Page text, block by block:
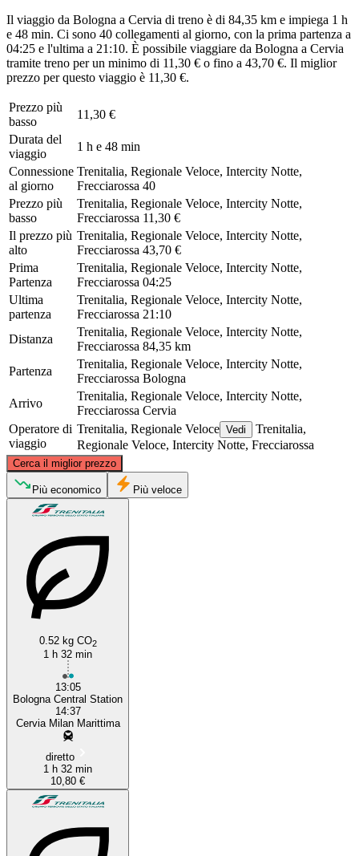
Il viaggio da Bologna a Cervia di treno è di 84,35 km e impiega 1 h
e 48 min. Ci sono 40 collegamenti al giorno, con la prima partenza a
04:25 e l'ultima a 21:10. È possibile viaggiare da Bologna a Cervia
tramite treno per un minimo di 11,30 € o fino a 43,70 €. Il miglior
prezzo per questo viaggio è 11,30 €.
Prezzo più
basso
11,30 €
Durata del
viaggio
1 h e 48 min
Connessione
al giorno
Trenitalia, Regionale Veloce, Intercity Notte,
Frecciarossa 40
Prezzo più
basso
Trenitalia, Regionale Veloce, Intercity Notte,
Frecciarossa 11,30 €
Il prezzo più
alto
Trenitalia, Regionale Veloce, Intercity Notte,
Frecciarossa 43,70 €
Prima
Partenza
Trenitalia, Regionale Veloce, Intercity Notte,
Frecciarossa 04:25
Ultima
partenza
Trenitalia, Regionale Veloce, Intercity Notte,
Frecciarossa 21:10
Distanza
Trenitalia, Regionale Veloce, Intercity Notte,
Frecciarossa 84,35 km
Partenza
Trenitalia, Regionale Veloce, Intercity Notte,
Frecciarossa Bologna
Arrivo
Trenitalia, Regionale Veloce, Intercity Notte,
Frecciarossa Cervia
Operatore di
viaggio
Trenitalia, Regionale Veloce Vedi
Trenitalia,
Regionale Veloce, Intercity Notte, Frecciarossa
Cerca il miglior prezzo
©CARTO, ©OpenStreetMapcontributors
Più economico Più veloce
0.52 kg CO2
1 h 32 min
13:05
Bologna Central Station
14:37
Cervia Milan Marittima
diretto
1 h 32 min
10,80 €